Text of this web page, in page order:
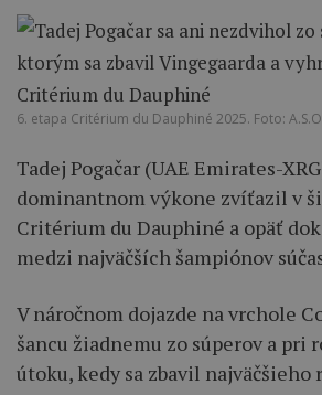
6. etapa Critérium du Dauphiné 2025. Foto:
Tadej Pogačar (UAE Emirates-
dominantnom výkone zvíťazil v
Critérium du Dauphiné a opäť
medzi najväčších šampiónov
V náročnom dojazde na vrchole
šancu žiadnemu zo súperov a pri
útoku, kedy sa zbavil najväčšieho